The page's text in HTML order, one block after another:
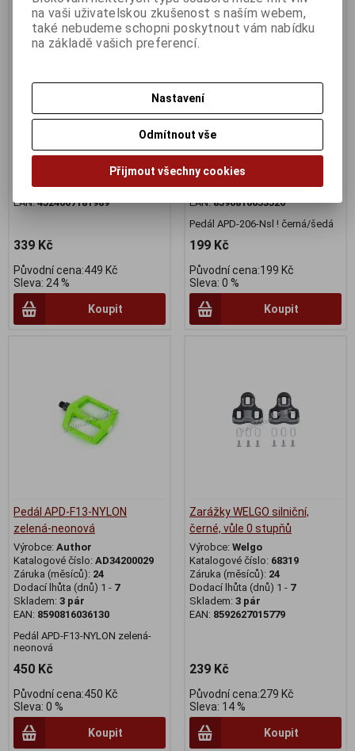
pedálů SPD
Katalogové číslo:683031
Dodací lhůta (dnů) 1 -7
Skladem:Poslední pár
EAN:4524667181989
339 Kč
Původní cena:449 Kč
Sleva: 24 %
Koupit
Pedál APD-206-Nsl ! černá/
šedá
Výrobce:
Katalogové číslo:AD34053018
Dodací lhůta (dnů) 1 -
Skladem:Poslední pár
EAN:8590816053526
Pedál APD-206-Nsl ! černá/šedá
199 Kč
Původní cena:199 Kč
Sleva: 0 %
Koupit
Pedál APD-F13-NYLON
zelená-neonová
Výrobce: Author
Katalogové číslo: AD34200029
Záruka (měsíců): 24
Dodací lhůta (dnů) 1 - 7
Skladem: 3 pár
EAN: 8590816036130
Pedál APD-F13-NYLON zelená-
neonová
450 Kč
Původní cena:450 Kč
Sleva: 0 %
Koupit
Zarážky WELGO silniční,
černé, vůle 0 stupňů
Výrobce: Welgo
Katalogové číslo: 68319
Záruka (měsíců): 24
Dodací lhůta (dnů) 1 - 7
Skladem: 3 pár
EAN: 8592627015779
239 Kč
Původní cena:279 Kč
Sleva: 14 %
Koupit
na vaši uživatelskou zkušenost s naším webem,
také nebudeme schopni poskytnout vám nabídku
na základě vašich preferencí.
Nastavení
Odmítnout vše
Přijmout všechny cookies